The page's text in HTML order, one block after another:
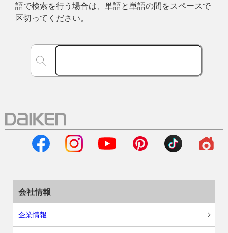
語で検索を行う場合は、単語と単語の間をスペースで
区切ってください。
会社情報
企業情報